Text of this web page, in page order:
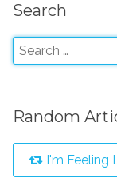
Search
Random
I'm Feeling